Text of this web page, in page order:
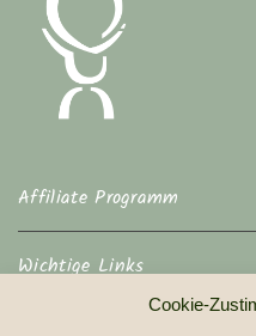
Cookie-
Affiliate Programm
Wichtige Links